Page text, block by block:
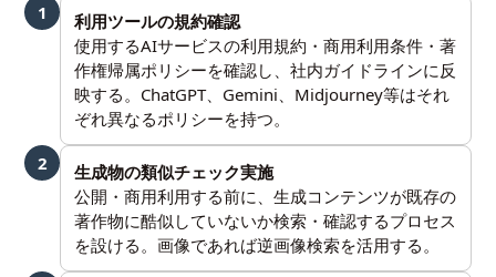
1
利用ツールの規約確認
使用するAIサービスの利用規約・商用利用条件・著
作権帰属ポリシーを確認し、社内ガイドラインに反
映する。ChatGPT、Gemini、Midjourney等はそれ
ぞれ異なるポリシーを持つ。
2
生成物の類似チェック実施
公開・商用利用する前に、生成コンテンツが既存の
著作物に酷似していないか検索・確認するプロセス
を設ける。画像であれば逆画像検索を活用する。